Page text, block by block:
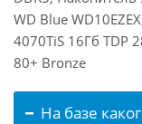
WD Blue
4070TiS 16Гб TDP
80+ Bronze
На базе